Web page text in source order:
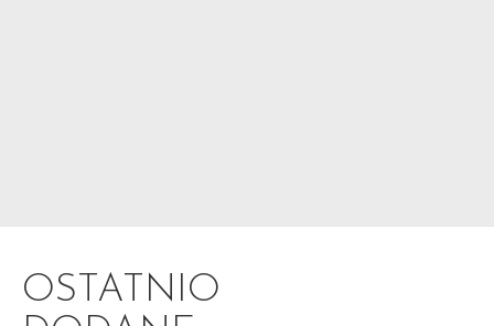
OSTATNIO